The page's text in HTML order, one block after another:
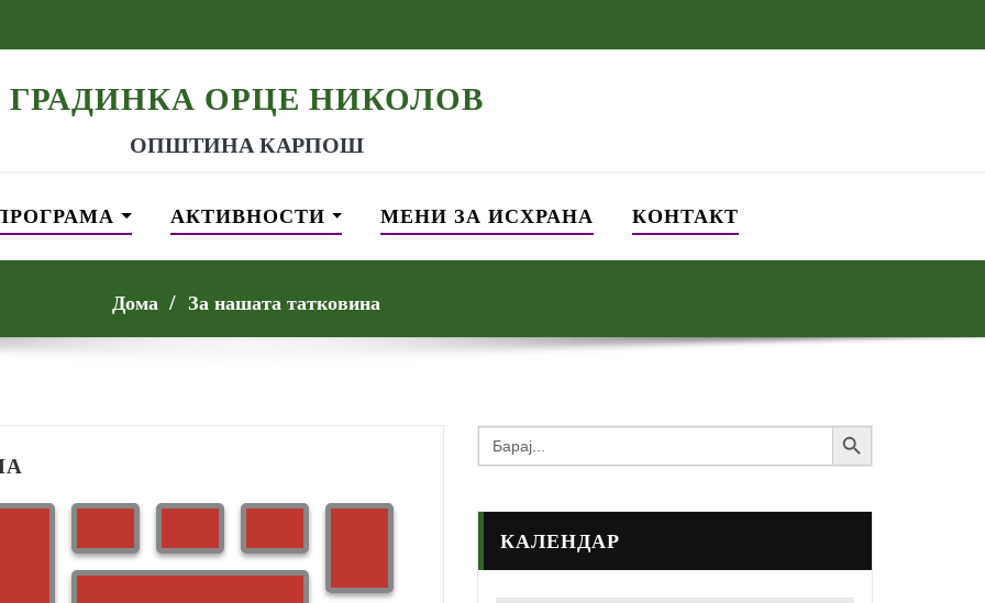
ГРАДИНКА ОРЦЕ НИКОЛОВ
ОПШТИНА КАРПОШ
АКТИВНОСТИ МЕНИ ЗА ИСХРАНА КОНТАКТ
Дома За нашата татковина
Search
for:
Search Button
КАЛЕНДАР